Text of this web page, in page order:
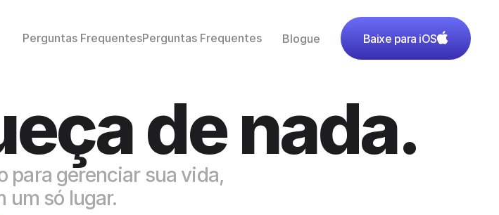
Perguntas FrequentesPerguntas Frequentes Blogue Baixe para iOS
de nada.
para gerenciar sua vida,
um só lugar.